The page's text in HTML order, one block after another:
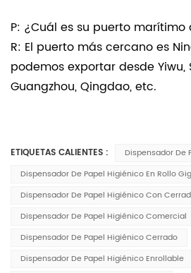
P: ¿Cuál es su puerto
R: El puerto más cercano es
podemos exportar desde Yiwu,
Guangzhou, Qingdao, etc.
ETIQUETAS CALIENTES :
Dispensador De
Dispensador De Papel Higiénico En Rollo
Dispensador De Papel Higiénico Con
Dispensador De Papel Higiénico Comercial
Dispensador De Papel Higiénico Cerrado
Dispensador De Papel Higiénico Enrollable